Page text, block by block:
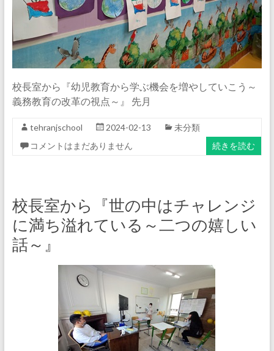
校長室から『幼児教育から学ぶ機会を増やしていこう～
義務教育の改革の視点～』 先月
tehranjschool 2024-02-13
未分類
コメントはまだありません
続きを読む
校長室から『世の中はチャレンジ
に満ち溢れている～二つの嬉しい
話～』